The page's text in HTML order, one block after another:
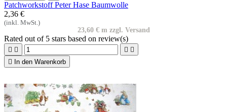
Patchworkstoff Peter Hase Baumwolle
2,36 €
(inkl. MwSt.)
23,60 € m zzgl. Versand
Rated out of 5 stars based on review(s)
   

In den Warenkorb